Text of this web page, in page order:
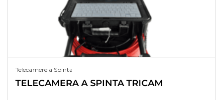
Telecamere a Spinta
TELECAMERA A SPINTA TRICAM